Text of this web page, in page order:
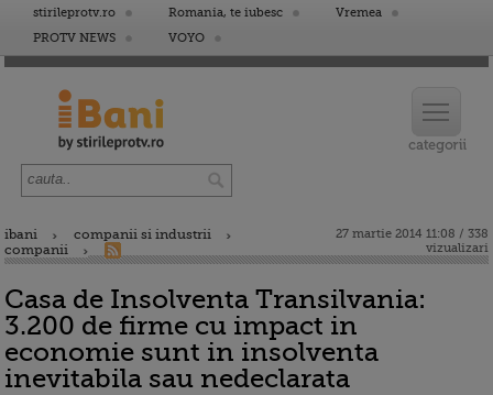
stirileprotv.ro Romania, te iubesc
Vremea
PROTV NEWS
VOYO
ibani
companii si industrii
companii
27 martie 2014 11:08 / 338
vizualizari
Casa de Insolventa Transilvania:
3.200 de firme cu impact in
economie sunt in insolventa
inevitabila sau nedeclarata